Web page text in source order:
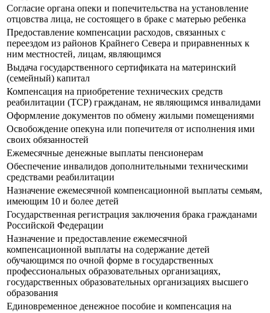
Согласие органа опеки и попечительства на установление
отцовства лица, не состоящего в браке с матерью ребенка
Предоставление компенсации расходов, связанных с
переездом из районов Крайнего Севера и приравненных к
ним местностей, лицам, являющимся
Выдача государственного сертификата на материнский
(семейный) капитал
Компенсация на приобретение технических средств
реабилитации (ТСР) гражданам, не являющимся инвалидами
Оформление документов по обмену жилыми помещениями
Освобождение опекуна или попечителя от исполнения ими
своих обязанностей
Ежемесячные денежные выплаты пенсионерам
Обеспечение инвалидов дополнительными техническими
средствами реабилитации
Назначение ежемесячной компенсационной выплаты семьям,
имеющим 10 и более детей
Государственная регистрация заключения брака гражданами
Российской Федерации
Назначение и предоставление ежемесячной
компенсационной выплаты на содержание детей
обучающимся по очной форме в государственных
профессиональных образовательных организациях,
государственных образовательных организациях высшего
образования
Единовременное денежное пособие и компенсация на